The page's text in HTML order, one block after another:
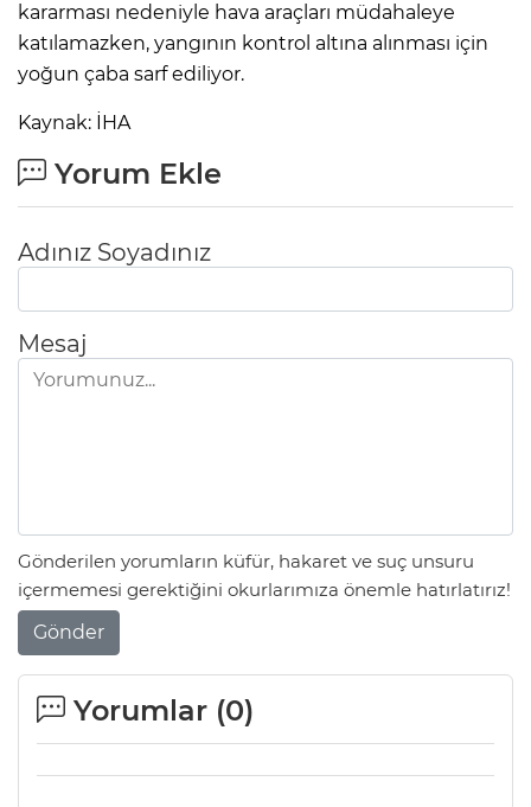
kararması nedeniyle hava araçları müdahaleye
katılamazken, yangının kontrol altına alınması için
yoğun çaba sarf ediliyor.
Kaynak: İHA
Yorum Ekle
Adınız Soyadınız
Mesaj
Gönderilen yorumların küfür, hakaret ve suç unsuru
içermemesi gerektiğini okurlarımıza önemle hatırlatırız!
Gönder
Yorumlar (0)